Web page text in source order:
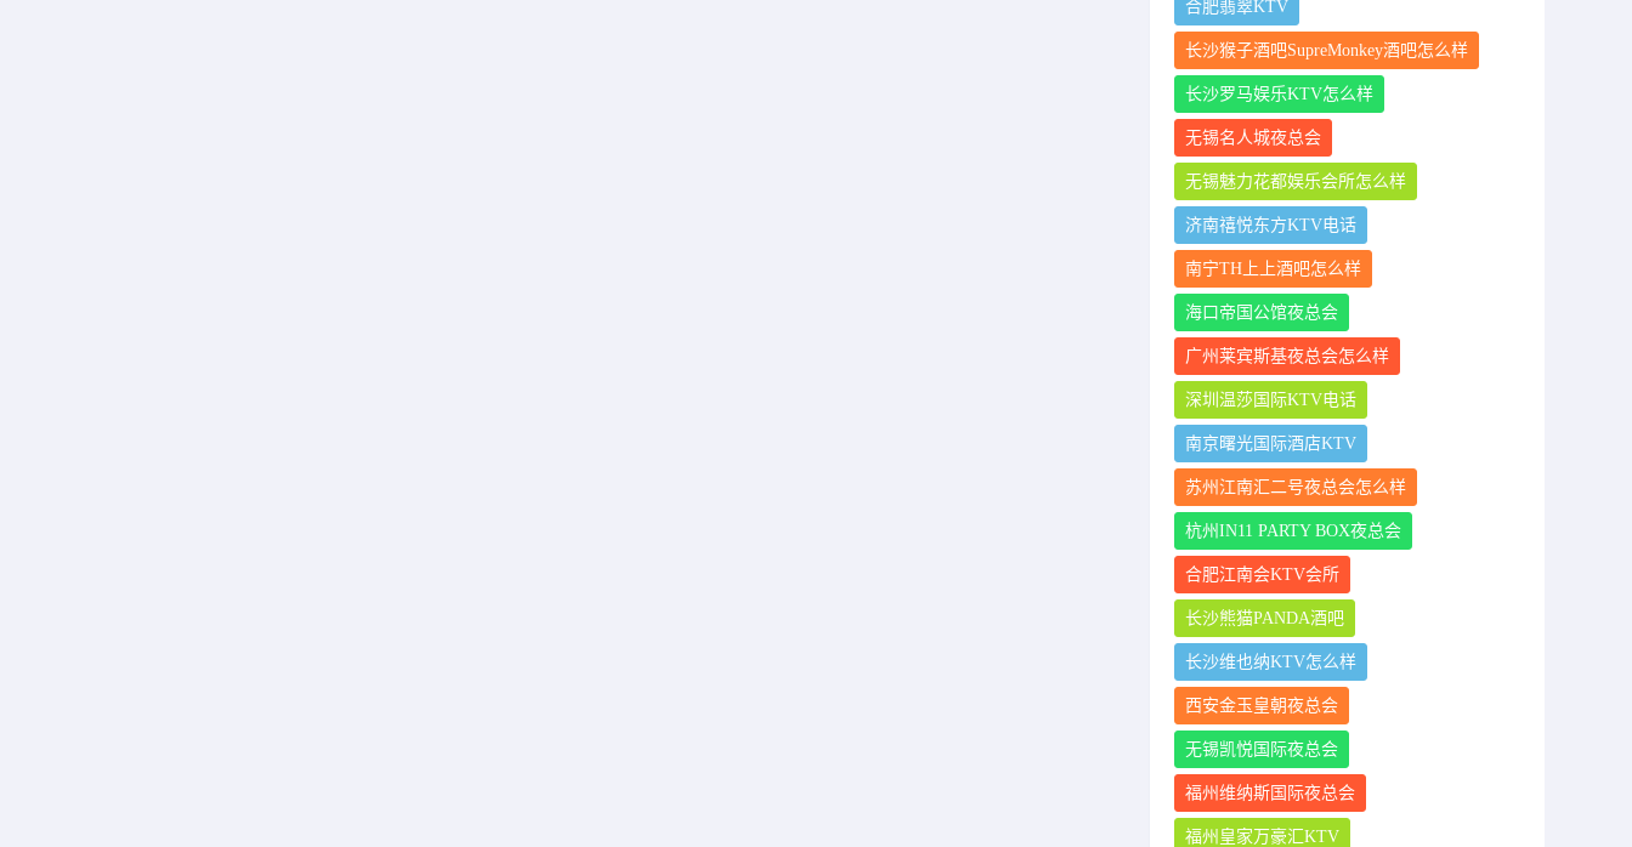
合肥翡翠KTV
长沙猴子酒吧SupreMonkey酒吧怎么样
长沙罗马娱乐KTV怎么样
无锡名人城夜总会
无锡魅力花都娱乐会所怎么样
济南禧悦东方KTV电话
南宁TH上上酒吧怎么样
海口帝国公馆夜总会
广州莱宾斯基夜总会怎么样
深圳温莎国际KTV电话
南京曙光国际酒店KTV
苏州江南汇二号夜总会怎么样
杭州IN11 PARTY BOX夜总会
合肥江南会KTV会所
长沙熊猫PANDA酒吧
长沙维也纳KTV怎么样
西安金玉皇朝夜总会
无锡凯悦国际夜总会
福州维纳斯国际夜总会
福州皇家万豪汇KTV